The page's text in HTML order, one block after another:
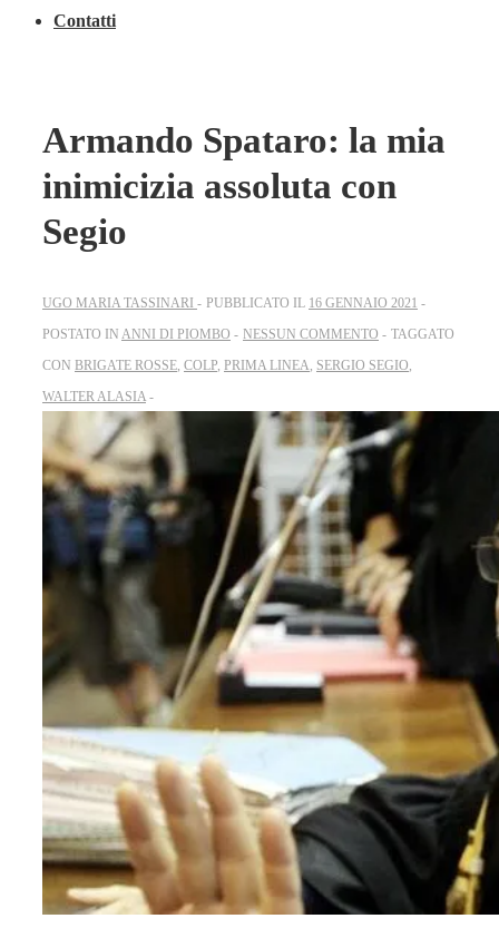
Contatti
Armando Spataro: la mia
inimicizia assoluta con
Segio
UGO MARIA TASSINARI PUBBLICATO IL 16 GENNAIO 2021
POSTATO IN ANNI DI PIOMBO NESSUN COMMENTO
TAGGATO
CON BRIGATE ROSSE COLP PRIMA LINEA SERGIO SEGIO
WALTER ALASIA